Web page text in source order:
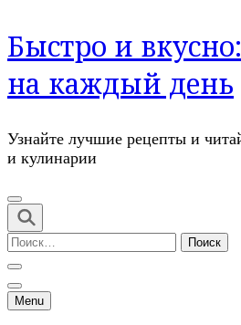
Перейти
к
содержимому
(нажмите
Быстро и
на каждый день
Узнайте лучшие рецепты и
и кулинарии
Найти:
Menu